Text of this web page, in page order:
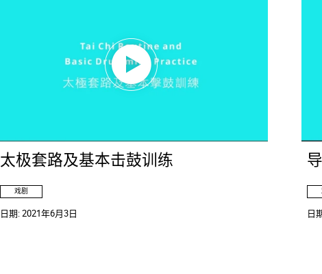
太极套路及基本击鼓训练
戏剧
日期:2021年6月3日 日